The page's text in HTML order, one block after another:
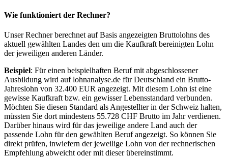
Wie funktioniert der Rechner?
Unser Rechner berechnet auf Basis angezeigten Bruttolohns des
aktuell gewählten Landes den um die Kaufkraft bereinigten Lohn
der jeweiligen anderen Länder.
Beispiel: Für einen beispielhaften Beruf mit abgeschlossener
Ausbildung wird auf lohnanalyse.de für Deutschland ein Brutto-
Jahreslohn von 32.400 EUR angezeigt. Mit diesem Lohn ist eine
gewisse Kaufkraft bzw. ein gewisser Lebensstandard verbunden.
Möchten Sie diesen Standard als Angestellter in der Schweiz halten,
müssten Sie dort mindestens 55.728 CHF Brutto im Jahr verdienen.
Darüber hinaus wird für das jeweilige andere Land auch der
passende Lohn für den gewählten Beruf angezeigt. So können Sie
direkt prüfen, inwiefern der jeweilige Lohn von der rechnerischen
Empfehlung abweicht oder mit dieser übereinstimmt.